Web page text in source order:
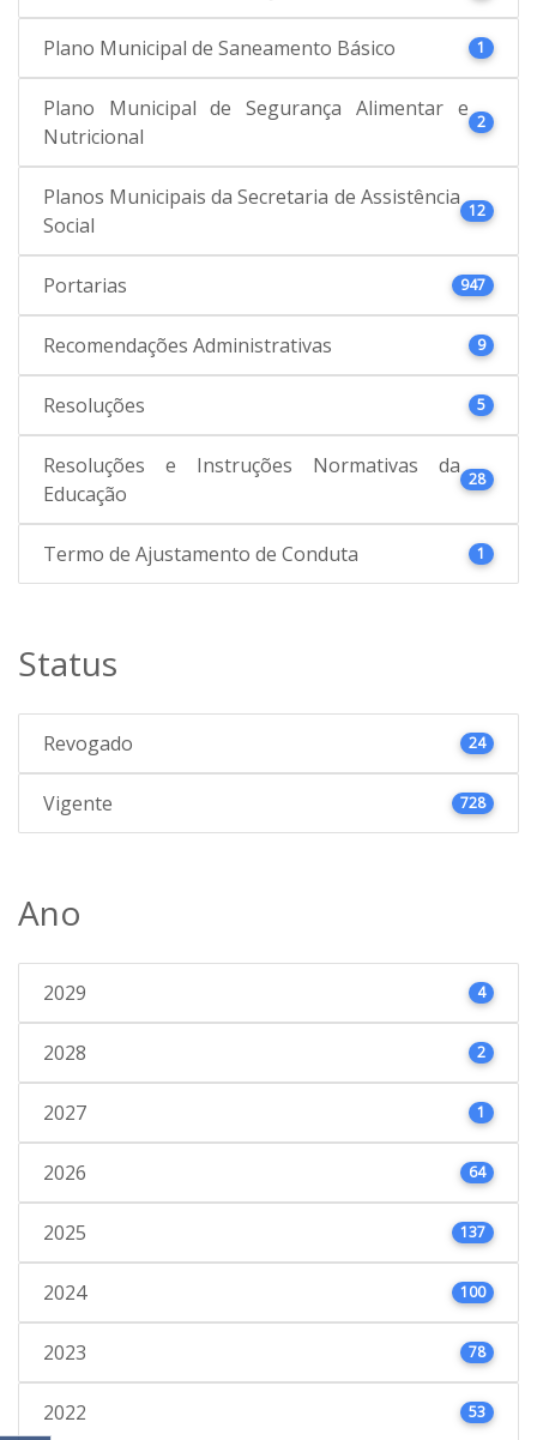
Plano Municipal de Saneamento Básico 1
Plano Municipal de Segurança Alimentar e
Nutricional
2
Planos Municipais da Secretaria de Assistência
Social
12
Portarias 947
Recomendações Administrativas 9
Resoluções 5
Resoluções e Instruções Normativas da
Educação
28
Termo de Ajustamento de Conduta 1
Status
Revogado 24
Vigente 728
Ano
2029 4
2028 2
2027 1
2026 64
2025 137
2024 100
2023 78
2022 53